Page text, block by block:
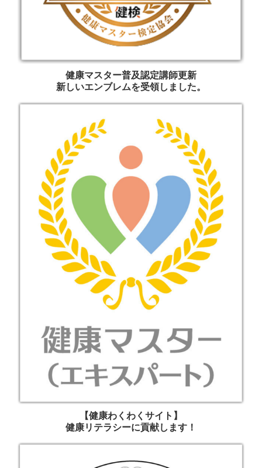
健康マスター普及認定講師更新
新しいエンブレムを受領しました。
【健康わくわくサイト】
健康リテラシーに貢献します！